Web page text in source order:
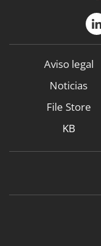
Aviso legal
Noticias
File Store
KB